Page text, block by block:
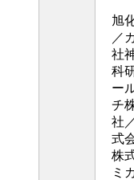
旭
／
社
科
ー
チ
社
式
株
ミ